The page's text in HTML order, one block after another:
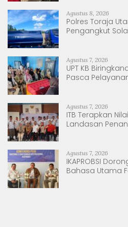
Agustus 8, 2026
Polres Toraja
Pengangkut
Agustus 7, 2026
UPT KB
Pasca
Agustus 7, 2026
ITB Terapkan
Landasan
Agustus 7, 2026
IKAPROBSI
Bahasa Utama